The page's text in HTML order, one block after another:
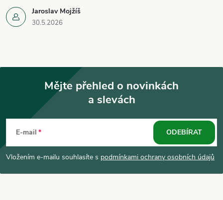
Jaroslav Mojžíš
30.5.2026
p
a
Mějte přehled o novinkách
a slevách
E-mail
Vložením e-mailu souhlasíte s podmínkami ochrany osobních údajů
ODEBÍRAT